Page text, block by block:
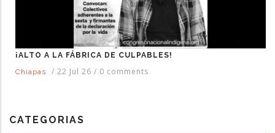
¡ALTO A LA FÁBRICA DE CULPABLES!
Chiapas
/ 22 Jul 26 / 0 comments
CATEGORIAS